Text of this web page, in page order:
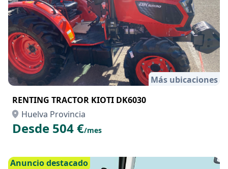
Más ubicaciones
RENTING TRACTOR KIOTI DK6030
Huelva Provincia
Desde 504 €/mes
Anuncio destacado